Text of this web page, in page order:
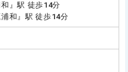
』駅 徒歩14分
和』駅 徒歩14分